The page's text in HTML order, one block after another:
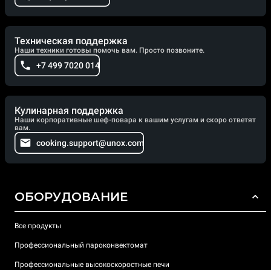
Техническая поддержка
Наши техники готовы помочь вам. Просто позвоните.
+7 499 7020 014
Кулинарная поддержка
Наши корпоративные шеф-повара к вашим услугам и скоро ответят
вам.
cooking.support@unox.com
ОБОРУДОВАНИЕ
Все продукты
Профессиональный пароконвектомат
Профессиональные высокоскоростные печи